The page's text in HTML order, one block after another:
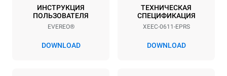
6 GN 1/1
Расстояние между лотками
67 mm
ИНСТРУКЦИЯ
ПОЛЬЗОВАТЕЛЯ
EVEREO®
DOWNLOAD
ТЕХНИЧЕСКАЯ
СПЕЦИФИКАЦИЯ
XEEC-0611-EPRS
DOWNLOAD